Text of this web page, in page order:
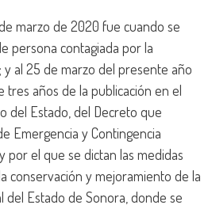
marzo de 2020 fue cuando se
persona contagiada por la
al 25 de marzo del presente año
tres años de la publicación en el
del Estado, del Decreto que
Emergencia y Contingencia
por el que se dictan las medidas
conservación y mejoramiento de la
del Estado de Sonora, donde se